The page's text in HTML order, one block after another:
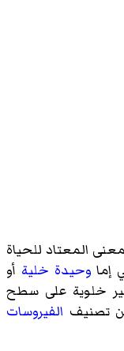
المعتاد للحياة
إما وحيدة خلية أو
خلوية على سطح
تصنيف الفيروسات